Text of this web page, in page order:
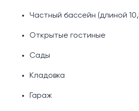
Частный бассейн (длиной
Открытые гостиные
Сады
Кладовка
Гараж